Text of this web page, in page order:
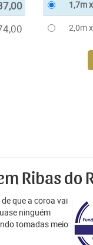
1,7m
2,0m
Ribas do
que a coroa vai
ninguém
tomadas meio